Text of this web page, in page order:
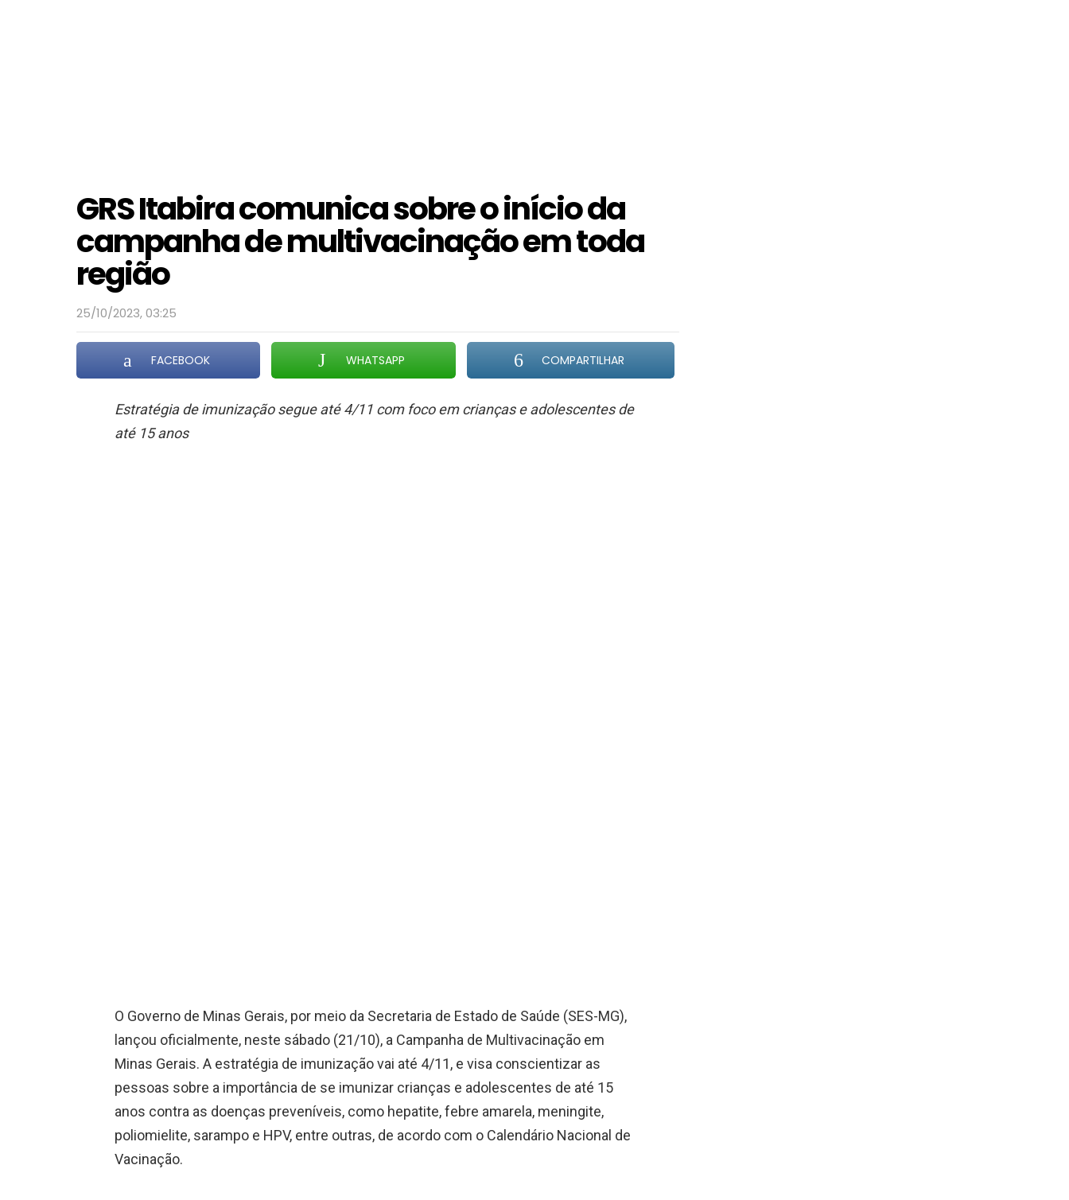
GRS Itabira comunica sobre o início da
campanha de multivacinação em toda
região
25/10/2023, 03:25
FACEBOOK WHATSAPP COMPARTILHAR
Estratégia de imunização segue até 4/11 com foco em crianças e adolescentes de
até 15 anos
O Governo de Minas Gerais, por meio da Secretaria de Estado de Saúde (SES-MG),
lançou oficialmente, neste sábado (21/10), a Campanha de Multivacinação em
Minas Gerais. A estratégia de imunização vai até 4/11, e visa conscientizar as
pessoas sobre a importância de se imunizar crianças e adolescentes de até 15
anos contra as doenças preveníveis, como hepatite, febre amarela, meningite,
poliomielite, sarampo e HPV, entre outras, de acordo com o Calendário Nacional de
Vacinação.